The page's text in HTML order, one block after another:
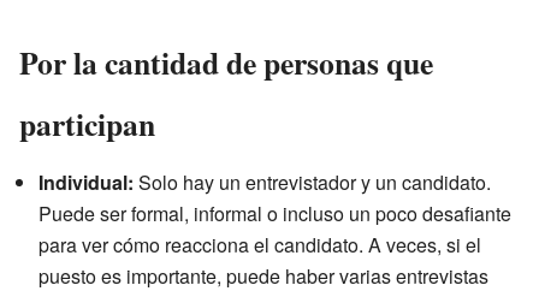
Por la cantidad de personas que
participan
Individual: Solo hay un entrevistador y un candidato.
Puede ser formal, informal o incluso un poco desafiante
para ver cómo reacciona el candidato. A veces, si el
puesto es importante, puede haber varias entrevistas